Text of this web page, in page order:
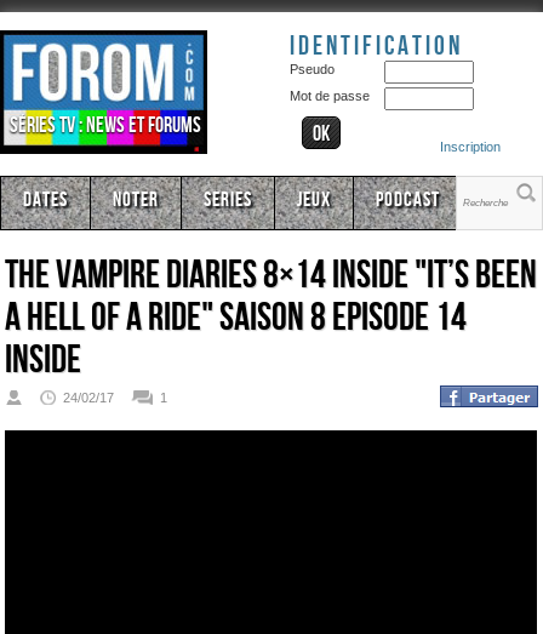
Séries TV : news et forums
Identification
Pseudo
Mot de passe
Inscription
Dates Noter Series Jeux Podcast
The Vampire Diaries 8×14 Inside "It’s Been
a Hell of a Ride" Saison 8 Episode 14
Inside
24/02/17 1